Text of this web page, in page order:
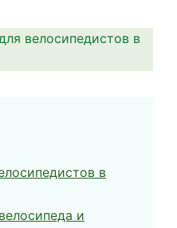
велосипедистов в
в
и